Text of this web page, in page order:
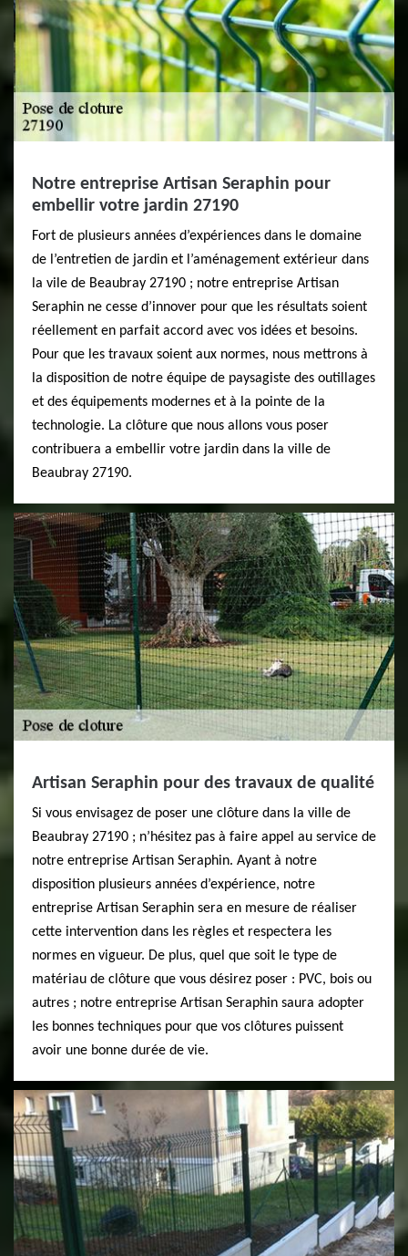
Notre entreprise Artisan Seraphin pour
embellir votre jardin 27190
Fort de plusieurs années d’expériences dans le domaine
de l’entretien de jardin et l’aménagement extérieur dans
la vile de Beaubray 27190 ; notre entreprise Artisan
Seraphin ne cesse d’innover pour que les résultats soient
réellement en parfait accord avec vos idées et besoins.
Pour que les travaux soient aux normes, nous mettrons à
la disposition de notre équipe de paysagiste des outillages
et des équipements modernes et à la pointe de la
technologie. La clôture que nous allons vous poser
contribuera a embellir votre jardin dans la ville de
Beaubray 27190.
Artisan Seraphin pour des travaux de qualité
Si vous envisagez de poser une clôture dans la ville de
Beaubray 27190 ; n’hésitez pas à faire appel au service de
notre entreprise Artisan Seraphin. Ayant à notre
disposition plusieurs années d’expérience, notre
entreprise Artisan Seraphin sera en mesure de réaliser
cette intervention dans les règles et respectera les
normes en vigueur. De plus, quel que soit le type de
matériau de clôture que vous désirez poser : PVC, bois ou
autres ; notre entreprise Artisan Seraphin saura adopter
les bonnes techniques pour que vos clôtures puissent
avoir une bonne durée de vie.